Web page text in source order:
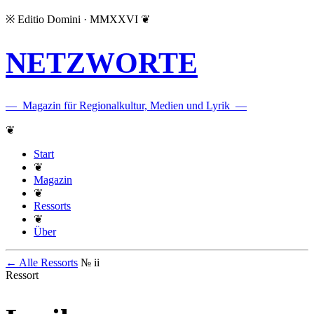
※ Editio Domini · MMXXVI ❦
NETZWORTE
— Magazin für Regionalkultur, Medien und Lyrik —
❦
Start
❦
Magazin
❦
Ressorts
❦
Über
← Alle Ressorts № ii
Ressort